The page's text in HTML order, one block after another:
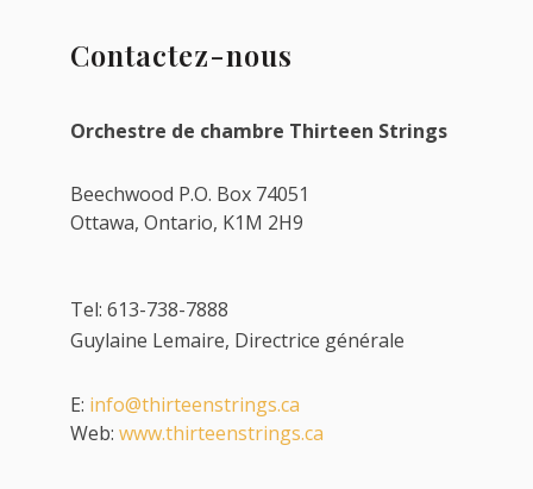
Contactez-nous
Orchestre de chambre Thirteen Strings
Beechwood P.O. Box 74051
Ottawa, Ontario, K1M 2H9
Tel: 613-738-7888
Guylaine Lemaire, Directrice générale
E: info@thirteenstrings.ca
Web: www.thirteenstrings.ca